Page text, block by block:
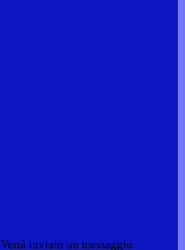
Verrà inviato un messaggio